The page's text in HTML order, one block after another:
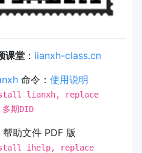
课堂 ： lianxh-class.cn
命令： 使用说明
lianxh, replace
期DID
帮助文件 PDF 版
ihelp, replace